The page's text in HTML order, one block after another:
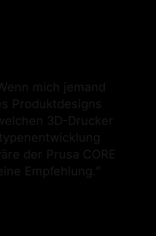
mich jemand
Produktdesigns
3D-Drucker
der Prusa CORE
Empfehlung.”